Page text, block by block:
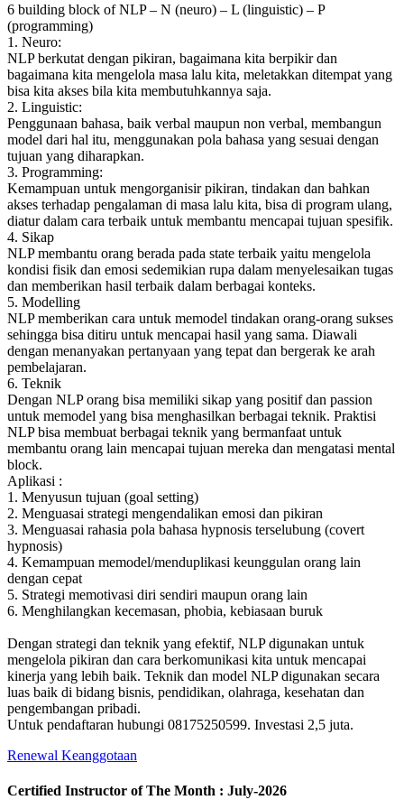
6 building block of NLP – N (neuro) – L (linguistic) – P
(programming)
1. Neuro:
NLP berkutat dengan pikiran, bagaimana kita berpikir dan
bagaimana kita mengelola masa lalu kita, meletakkan ditempat yang
bisa kita akses bila kita membutuhkannya saja.
2. Linguistic:
Penggunaan bahasa, baik verbal maupun non verbal, membangun
model dari hal itu, menggunakan pola bahasa yang sesuai dengan
tujuan yang diharapkan.
3. Programming:
Kemampuan untuk mengorganisir pikiran, tindakan dan bahkan
akses terhadap pengalaman di masa lalu kita, bisa di program ulang,
diatur dalam cara terbaik untuk membantu mencapai tujuan spesifik.
4. Sikap
NLP membantu orang berada pada state terbaik yaitu mengelola
kondisi fisik dan emosi sedemikian rupa dalam menyelesaikan tugas
dan memberikan hasil terbaik dalam berbagai konteks.
5. Modelling
NLP memberikan cara untuk memodel tindakan orang-orang sukses
sehingga bisa ditiru untuk mencapai hasil yang sama. Diawali
dengan menanyakan pertanyaan yang tepat dan bergerak ke arah
pembelajaran.
6. Teknik
Dengan NLP orang bisa memiliki sikap yang positif dan passion
untuk memodel yang bisa menghasilkan berbagai teknik. Praktisi
NLP bisa membuat berbagai teknik yang bermanfaat untuk
membantu orang lain mencapai tujuan mereka dan mengatasi mental
block.
Aplikasi :
1. Menyusun tujuan (goal setting)
2. Menguasai strategi mengendalikan emosi dan pikiran
3. Menguasai rahasia pola bahasa hypnosis terselubung (covert
hypnosis)
4. Kemampuan memodel/menduplikasi keunggulan orang lain
dengan cepat
5. Strategi memotivasi diri sendiri maupun orang lain
6. Menghilangkan kecemasan, phobia, kebiasaan buruk
Dengan strategi dan teknik yang efektif, NLP digunakan untuk
mengelola pikiran dan cara berkomunikasi kita untuk mencapai
kinerja yang lebih baik. Teknik dan model NLP digunakan secara
luas baik di bidang bisnis, pendidikan, olahraga, kesehatan dan
pengembangan pribadi.
Untuk pendaftaran hubungi 08175250599. Investasi 2,5 juta.
Renewal Keanggotaan
Certified Instructor of The Month : July-2026